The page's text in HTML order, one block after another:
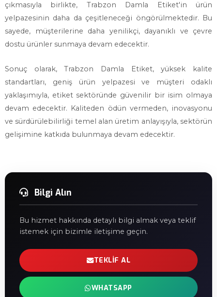
çıkmasıyla birlikte, Trabzon Damla Etiket'in ürün
yelpazesinin daha da çeşitleneceği öngörülmektedir. Bu
sayede, müşterilerine daha yenilikçi, dayanıklı ve çevre
dostu ürünler sunmaya devam edecektir.
Sonuç olarak, Trabzon Damla Etiket, yüksek kalite
standartları, geniş ürün yelpazesi ve müşteri odaklı
yaklaşımıyla, etiket sektöründe güvenilir bir isim olmaya
devam edecektir. Kaliteden ödün vermeden, inovasyonu
ve sürdürülebilirliği temel alan üretim anlayışıyla, sektörün
gelişimine katkıda bulunmaya devam edecektir.
Bilgi Alın
Bu hizmet hakkında detaylı bilgi almak veya teklif
istemek için bizimle iletişime geçin.
TEKLIF AL
WHATSAPP